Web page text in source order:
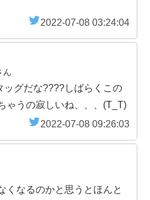
2022-07-08 03:24:04
ん
ッグだな????しばらくこの
ゃうの寂しいね、、、(T_T)
2022-07-08 09:26:03
くなるのかと思うとほんと